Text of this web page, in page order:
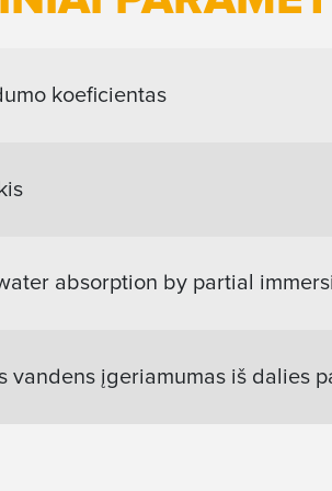
koeficientas
absorption by partial
vandens įgeriamumas iš dalies